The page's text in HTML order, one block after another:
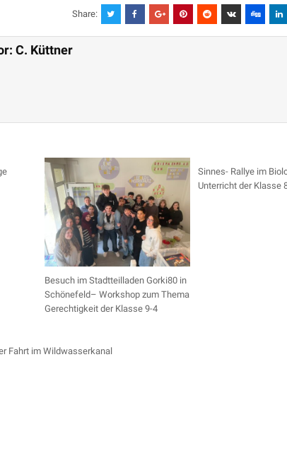
Share:
C. Küttner
Besuch im Stadtteilladen Gorki80 in
Schönefeld– Workshop zum Thema
Gerechtigkeit der Klasse 9-4
Sinnes- Rallye im
Unterricht der Klasse
Fahrt im Wildwasserkanal